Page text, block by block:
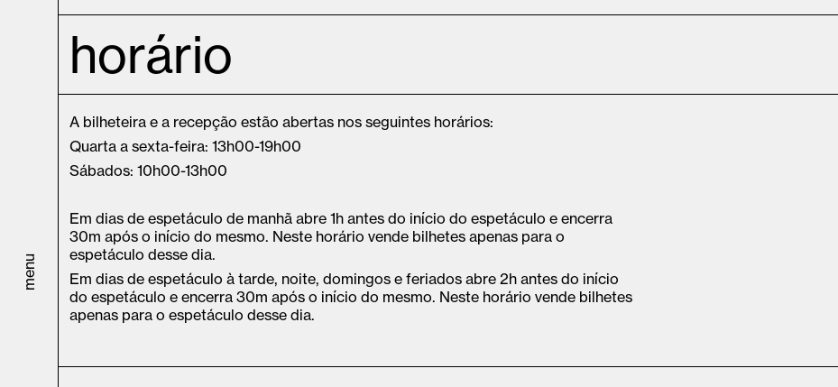
menu
horário
A bilheteira e a recepção estão abertas nos seguintes horários:
Quarta a sexta-feira: 13h00-19h00
Sábados: 10h00-13h00
Em dias de espetáculo de manhã abre 1h antes do início do espetáculo e encerra
30m após o início do mesmo. Neste horário vende bilhetes apenas para o
espetáculo desse dia.
Em dias de espetáculo à tarde, noite, domingos e feriados abre 2h antes do início
do espetáculo e encerra 30m após o início do mesmo. Neste horário vende bilhetes
apenas para o espetáculo desse dia.